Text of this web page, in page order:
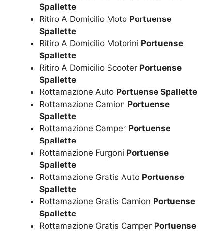
Spallette
Ritiro A Domicilio Moto Portuense
Spallette
Ritiro A Domicilio Motorini Portuense
Spallette
Ritiro A Domicilio Scooter Portuense
Spallette
Rottamazione Auto Portuense Spallette
Rottamazione Camion Portuense
Spallette
Rottamazione Camper Portuense
Spallette
Rottamazione Furgoni Portuense
Spallette
Rottamazione Gratis Auto Portuense
Spallette
Rottamazione Gratis Camion Portuense
Spallette
Rottamazione Gratis Camper Portuense